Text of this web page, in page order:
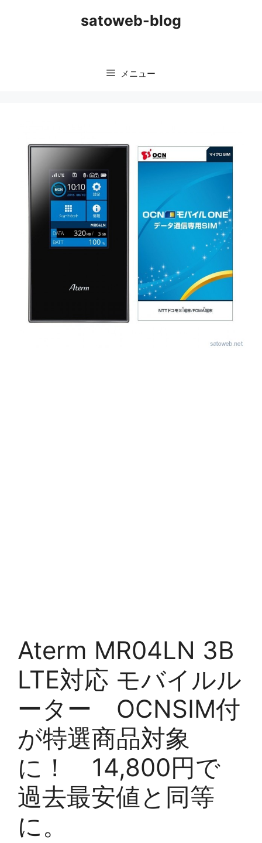
satoweb-blog
メニュー
Aterm MR04LN 3B
LTE対応 モバイルル
ーター OCNSIM付
が特選商品対象
に！ 14,800円で
過去最安値と同等
に。